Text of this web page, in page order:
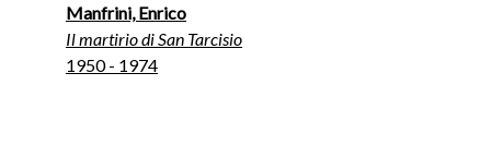
Manfrini, Enrico
Il martirio di San Tarcisio
1950 - 1974